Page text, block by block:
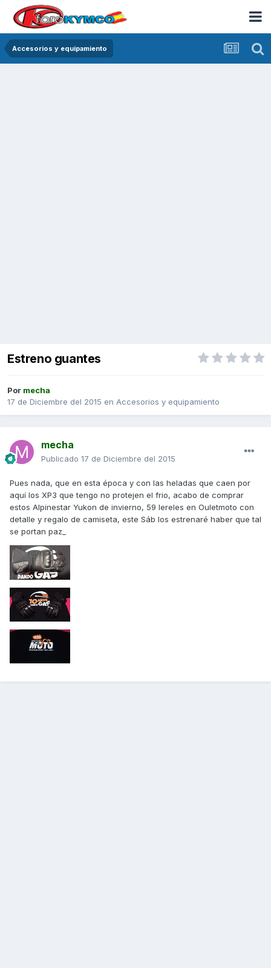
Accesorios y equipamiento
Estreno guantes
Por mecha
17 de Diciembre del 2015 en Accesorios y equipamiento
mecha
Publicado 17 de Diciembre del 2015
Pues nada, que en esta época y con las heladas que caen por
aquí los XP3 que tengo no protejen el frio, acabo de comprar
estos Alpinestar Yukon de invierno, 59 lereles en Ouletmoto con
detalle y regalo de camiseta, este Sáb los estrenaré haber que tal
se portan paz_